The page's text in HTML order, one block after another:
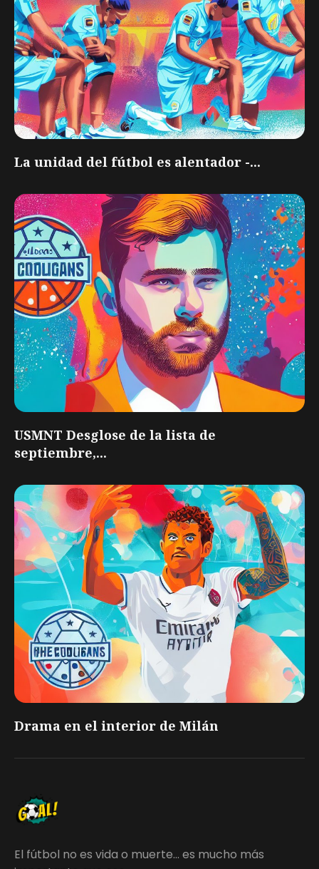
La unidad del fútbol es alentador -...
USMNT Desglose de la lista de
septiembre,...
Drama en el interior de Milán
El fútbol no es vida o muerte... es mucho más